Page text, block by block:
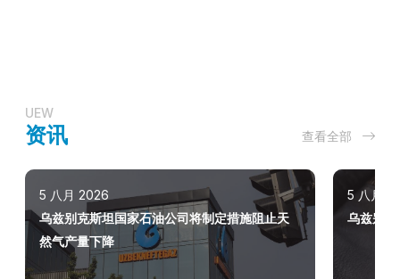
UEW
资讯 查看全部
5 八月 2026
乌兹别克斯坦国家石油公司将制定措施阻止天
然气产量下降
5 八月
乌兹别